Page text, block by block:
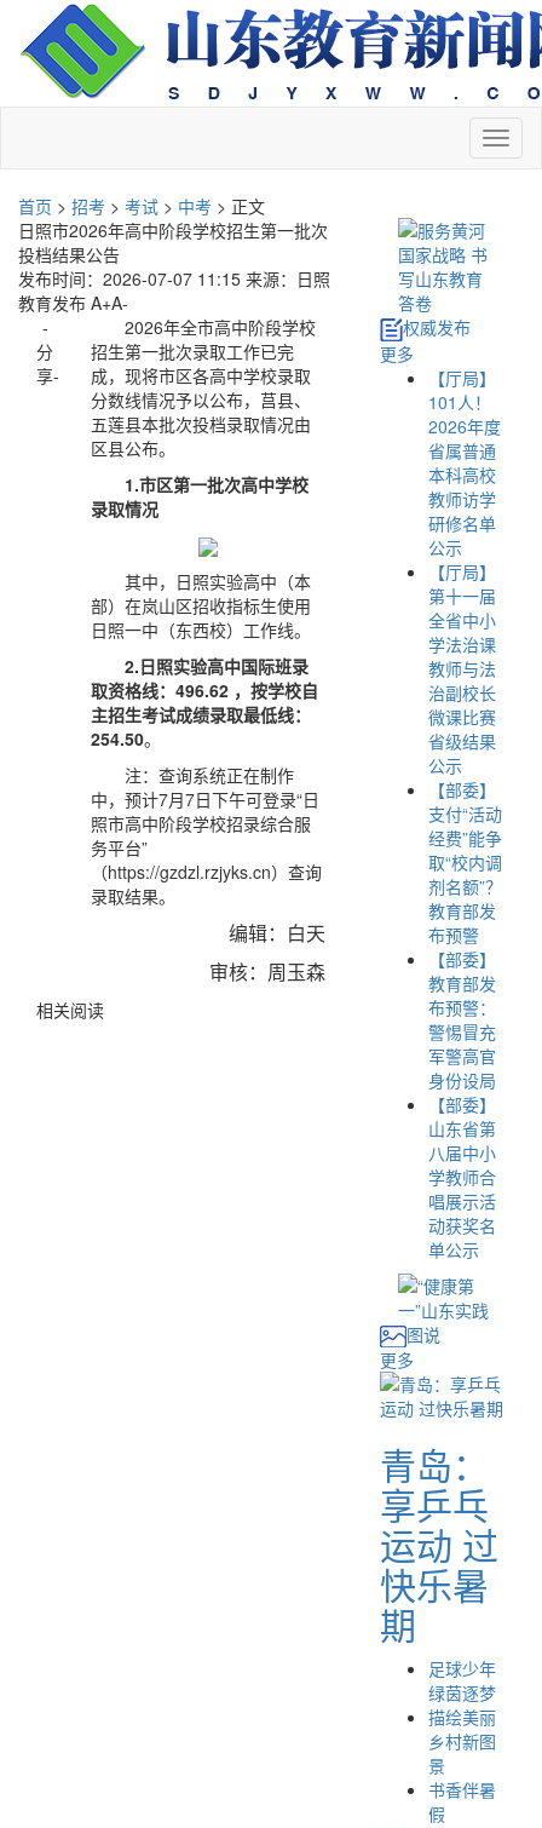
切
换
首页 > 招考 > 考试 > 中考 > 正文
日照市2026年高中阶段学校招生第一批次
投档结果公告
发布时间：2026-07-07 11:15 来源：日照
教育发布 A+A-
-
分
享-
2026年全市高中阶段学校
招生第一批次录取工作已完
成，现将市区各高中学校录取
分数线情况予以公布，莒县、
五莲县本批次投档录取情况由
区县公布。
1.市区第一批次高中学校
录取情况
其中，日照实验高中（本
部）在岚山区招收指标生使用
日照一中（东西校）工作线。
2.日照实验高中国际班录
取资格线：496.62 ，按学校自
主招生考试成绩录取最低线：
254.50。
注：查询系统正在制作
中，预计7月7日下午可登录“日
照市高中阶段学校招录综合服
务平台”
（https://gzdzl.rzjyks.cn）查询
录取结果。
编辑：白天
审核：周玉森
相关阅读
权威发布
更多
【厅局】
101人！
2026年度
省属普通
本科高校
教师访学
研修名单
公示
【厅局】
第十一届
全省中小
学法治课
教师与法
治副校长
微课比赛
省级结果
公示
【部委】
支付“活动
经费”能争
取“校内调
剂名额”？
教育部发
布预警
【部委】
教育部发
布预警：
警惕冒充
军警高官
身份设局
【部委】
山东省第
八届中小
学教师合
唱展示活
动获奖名
单公示
图说
更多
青岛：
享乒乓
运动 过
快乐暑
期
足球少年
绿茵逐梦
描绘美丽
乡村新图
景
书香伴暑
假